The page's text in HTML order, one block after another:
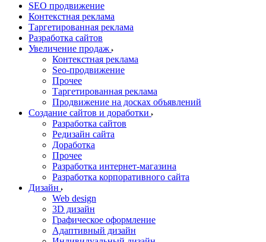
SEO продвижение
Контекстная реклама
Таргетированная реклама
Разработка сайтов
Увеличение продаж
Контекстная реклама
Seo-продвижение
Прочее
Таргетированная реклама
Продвижение на досках объявлений
Создание сайтов и доработки
Разработка сайтов
Редизайн сайта
Доработка
Прочее
Разработка интернет-магазина
Разработка корпоративного сайта
Дизайн
Web design
3D дизайн
Графическое оформление
Адаптивный дизайн